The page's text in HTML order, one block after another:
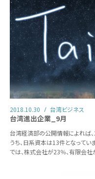
2018.10.30 台湾ビジネス
台湾進出企業_9月
台湾経済部の公開情報によれば
うち、日系資本は13件となってい
では、株式会社が23％、有限会